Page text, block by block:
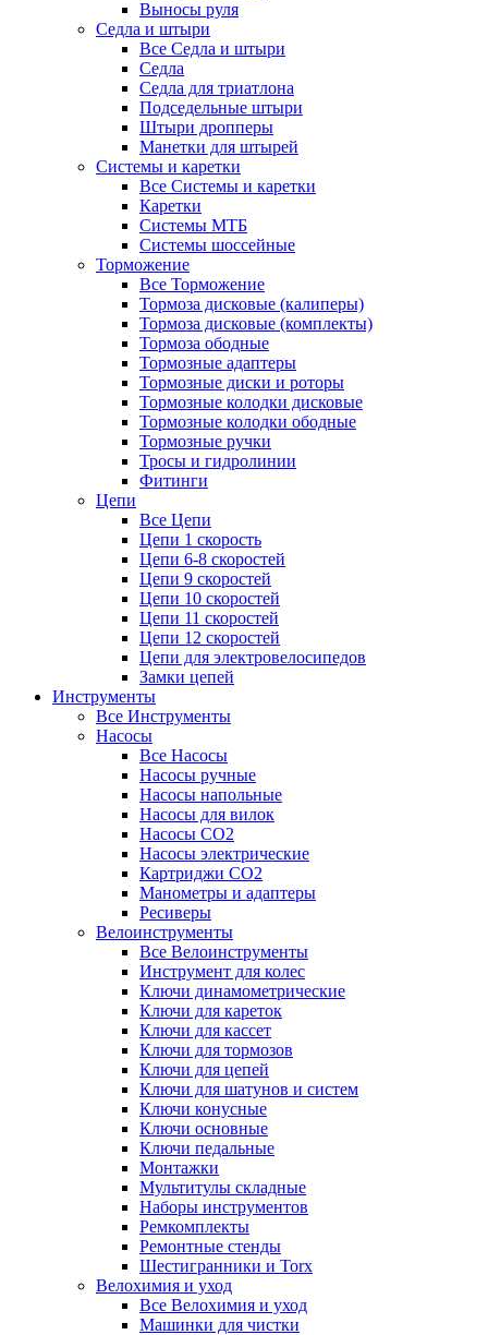
Выносы руля
Седла и штыри
Все Седла и штыри
Седла
Седла для триатлона
Подседельные штыри
Штыри дропперы
Манетки для штырей
Системы и каретки
Все Системы и каретки
Каретки
Системы МТБ
Системы шоссейные
Торможение
Все Торможение
Тормоза дисковые (калиперы)
Тормоза дисковые (комплекты)
Тормоза ободные
Тормозные адаптеры
Тормозные диски и роторы
Тормозные колодки дисковые
Тормозные колодки ободные
Тормозные ручки
Тросы и гидролинии
Фитинги
Цепи
Все Цепи
Цепи 1 скорость
Цепи 6-8 скоростей
Цепи 9 скоростей
Цепи 10 скоростей
Цепи 11 скоростей
Цепи 12 скоростей
Цепи для электровелосипедов
Замки цепей
Инструменты
Все Инструменты
Насосы
Все Насосы
Насосы ручные
Насосы напольные
Насосы для вилок
Насосы CO2
Насосы электрические
Картриджи CO2
Манометры и адаптеры
Ресиверы
Велоинструменты
Все Велоинструменты
Инструмент для колес
Ключи динамометрические
Ключи для кареток
Ключи для кассет
Ключи для тормозов
Ключи для цепей
Ключи для шатунов и систем
Ключи конусные
Ключи основные
Ключи педальные
Монтажки
Мультитулы складные
Наборы инструментов
Ремкомплекты
Ремонтные стенды
Шестигранники и Torx
Велохимия и уход
Все Велохимия и уход
Машинки для чистки